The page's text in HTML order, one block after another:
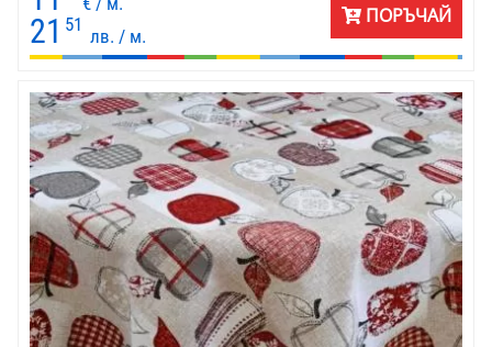
щампата. Дава екзотично спокойствие в стаята.
21 51
лв. / м.
ПОРЪЧАЙ